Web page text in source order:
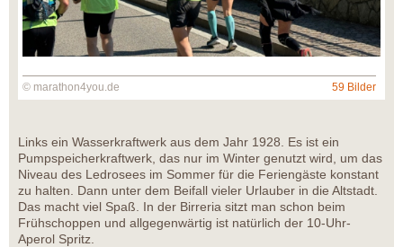
© marathon4you.de 59 Bilder
Links ein Wasserkraftwerk aus dem Jahr 1928. Es ist ein
Pumpspeicherkraftwerk, das nur im Winter genutzt wird, um das
Niveau des Ledrosees im Sommer für die Feriengäste konstant
zu halten. Dann unter dem Beifall vieler Urlauber in die Altstadt.
Das macht viel Spaß. In der Birreria sitzt man schon beim
Frühschoppen und allgegenwärtig ist natürlich der 10-Uhr-
Aperol Spritz.